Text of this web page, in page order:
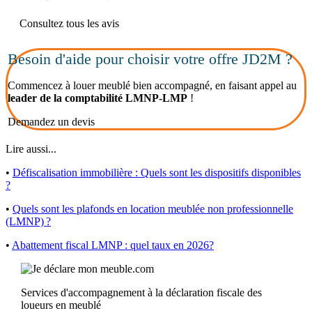
Consultez tous les avis
Besoin d'aide pour choisir votre offre JD2M ?
Commencez à louer meublé bien accompagné, en faisant appel au
leader de la comptabilité LMNP-LMP !
Demandez un devis
Lire aussi...
• Défiscalisation immobilière : Quels sont les dispositifs disponibles
?
• Quels sont les plafonds en location meublée non professionnelle
(LMNP) ?
• Abattement fiscal LMNP : quel taux en 2026?
Services d'accompagnement à la déclaration fiscale des
loueurs en meublé